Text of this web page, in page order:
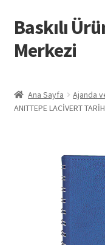
Dolaşıma
geç
İçeriğe
geç
Baskılı
Merkezi
Baskılı Ürünler
İPTAL VE İADE
İptal ve İade Politikası
Ana Sayfa Ajanda
ANITTEPE LACİVERT